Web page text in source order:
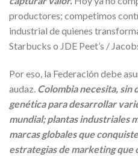
productores; competimos
industrial de quienes
Starbucks o JDE Peet’s /
Por eso, la Federación debe
audaz. Colombia necesita, sin
genética para desarrollar
mundial; plantas industriales
marcas globales que
estrategias de marketing